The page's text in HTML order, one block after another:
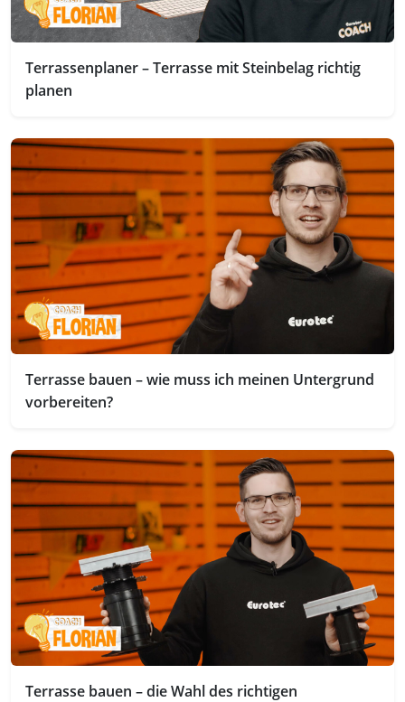
Terrassenplaner – Terrasse mit Steinbelag richtig
planen
Terrasse bauen – wie muss ich meinen Untergrund
vorbereiten?
Terrasse bauen – die Wahl des richtigen